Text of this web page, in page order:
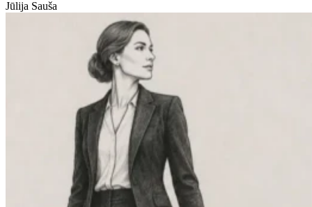
Jūlija Sauša